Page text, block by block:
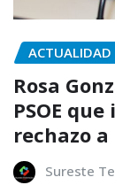
ACTUALIDAD
Rosa
PSOE
rechazo
Sureste